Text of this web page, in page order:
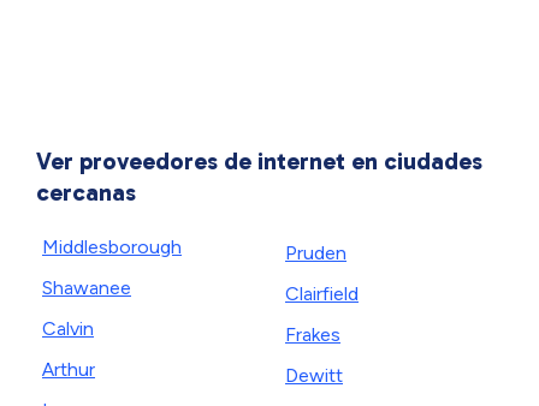
Ver proveedores de internet en ciudades
cercanas
Middlesborough
Shawanee
Calvin
Arthur
Pruden
Clairfield
Frakes
Dewitt